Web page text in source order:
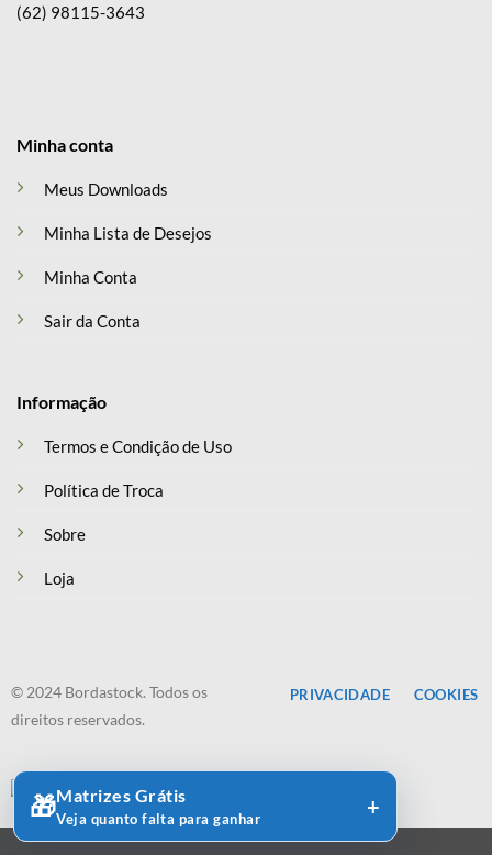
Minha conta
Meus Downloads
Minha Lista de Desejos
Minha Conta
Sair da Conta
Informação
Termos e Condição de Uso
Política de Troca
Sobre
Loja
(62) 98115-3643
© 2024 Bordastock. Todos os
direitos reservados.
PRIVACIDADE COOKIES
🎁Matrizes Grátis
Veja quanto falta para ganhar